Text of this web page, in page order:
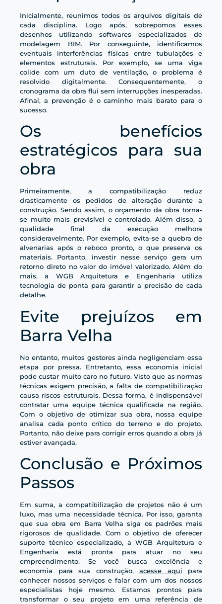
Inicialmente, reunimos todos os arquivos digitais de
cada disciplina. Logo após, sobrepomos esses
desenhos utilizando softwares especializados de
modelagem BIM. Por conseguinte, identificamos
eventuais interferências físicas entre tubulações e
elementos estruturais. Por exemplo, se uma viga
colide com um duto de ventilação, o problema é
resolvido digitalmente. Consequentemente, o
cronograma da obra flui sem interrupções inesperadas.
Afinal, a prevenção é o caminho mais barato para o
sucesso.
Os benefícios
estratégicos para sua
obra
Primeiramente, a compatibilização reduz
drasticamente os pedidos de alteração durante a
construção. Sendo assim, o orçamento da obra torna-
se muito mais previsível e controlado. Além disso, a
qualidade final da execução melhora
consideravelmente. Por exemplo, evita-se a quebra de
alvenarias após o reboco pronto, o que preserva os
materiais. Portanto, investir nesse serviço gera um
retorno direto no valor do imóvel valorizado. Além do
mais, a WGB Arquitetura e Engenharia utiliza
tecnologia de ponta para garantir a precisão de cada
detalhe.
Evite prejuízos em
Barra Velha
No entanto, muitos gestores ainda negligenciam essa
etapa por pressa. Entretanto, essa economia inicial
pode custar muito caro no futuro. Visto que as normas
técnicas exigem precisão, a falta de compatibilização
causa riscos estruturais. Dessa forma, é indispensável
contratar uma equipe técnica qualificada na região.
Com o objetivo de otimizar sua obra, nossa equipe
analisa cada ponto crítico do terreno e do projeto.
Portanto, não deixe para corrigir erros quando a obra já
estiver avançada.
Conclusão e Próximos
Passos
Em suma, a compatibilização de projetos não é um
luxo, mas uma necessidade técnica. Por isso, garanta
que sua obra em Barra Velha siga os padrões mais
rigorosos de qualidade. Com o objetivo de oferecer
suporte técnico especializado, a WGB Arquitetura e
Engenharia está pronta para atuar no seu
empreendimento. Se você busca excelência e
economia para sua construção, acesse aqui para
conhecer nossos serviços e falar com um dos nossos
especialistas hoje mesmo. Estamos prontos para
transformar o seu projeto em uma referência de